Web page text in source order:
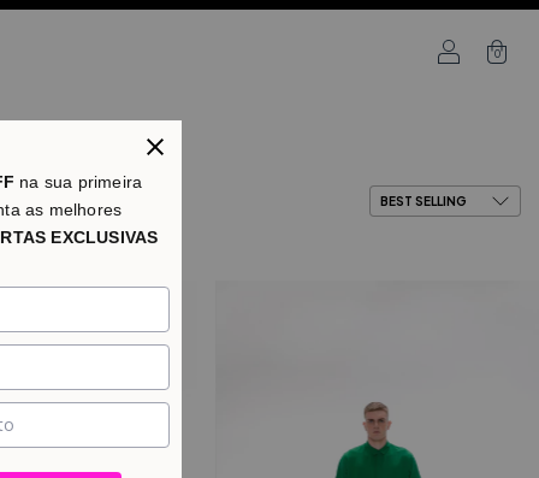
0
na sua primeira
as melhores
EXCLUSIVAS